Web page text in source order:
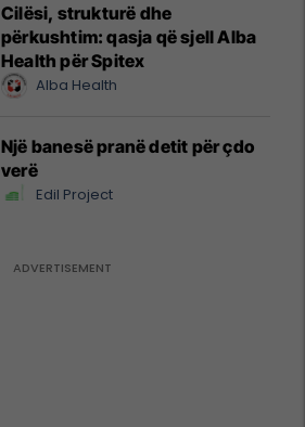
Cilësi, strukturë dhe
përkushtim: qasja që sjell Alba
Health për Spitex
Alba Health
Një banesë pranë detit për çdo
verë
Edil Project